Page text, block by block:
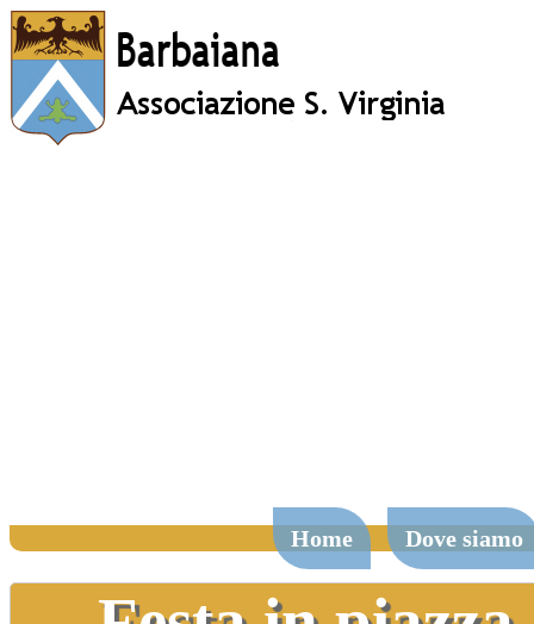
Home Dove siamo